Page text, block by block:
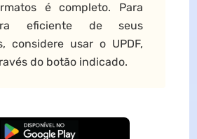
é completo. Para
eficiente de seus
considere usar o UPDF,
do botão indicado.
Baixar Grátis